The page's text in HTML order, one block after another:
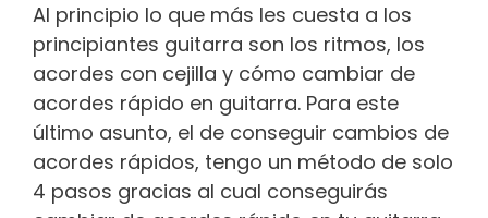
Al principio lo que más les cuesta a los
principiantes guitarra son los ritmos, los
acordes con cejilla y cómo cambiar de
acordes rápido en guitarra. Para este
último asunto, el de conseguir cambios de
acordes rápidos, tengo un método de solo
4 pasos gracias al cual conseguirás